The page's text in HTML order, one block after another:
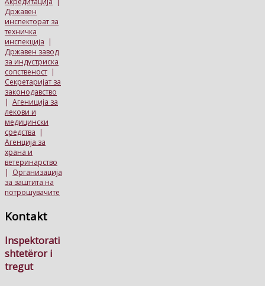
Државен
инспекторат за
техничка
инспекција |
Државен завод
за индустриска
сопственост |
Секретаријат за
законодавство
| Агениција за
лекови и
медицински
средства |
Агенција за
храна и
ветеринарство
| Организација
за заштита на
потрошувачите
Kontakt
Inspektorati
shtetëror i
tregut